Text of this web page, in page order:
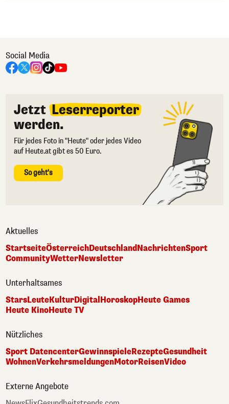
Social Media
Jetzt Leserreporter
werden.
Für jedes Foto in "Heute" oder jedes Video
auf Heute.at gibt es 50 Euro.
So geht's
Aktuelles
StartseiteÖsterreichDeutschlandNachrichtenSport
CommunityWetterNewsletter
Unterhaltsames
StarsLeuteKulturDigitalHoroskopHeute Games
Heute KinoHeute TV
Nützliches
Sport DatencenterGewinnspieleRezepteGesundheit
WohnenVerkehrsmeldungenMotorReisenVideo
Externe Angebote